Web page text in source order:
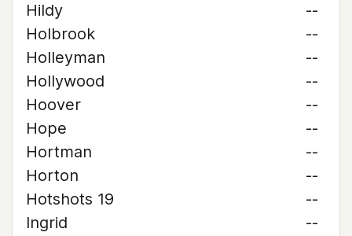
Hildy
--
Holbrook
--
Holleyman
--
Hollywood
--
Hoover
--
Hope
--
Hortman
--
Horton
--
Hotshots 19
--
Ingrid
--